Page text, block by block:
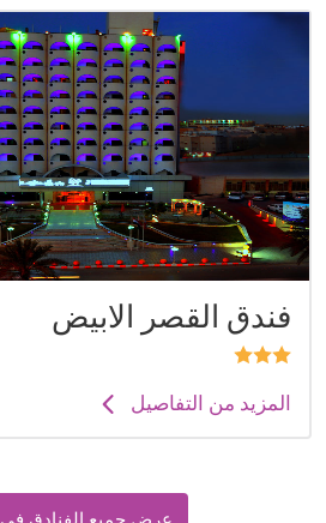
فندق القصر الابيض
المزيد من التفاصيل